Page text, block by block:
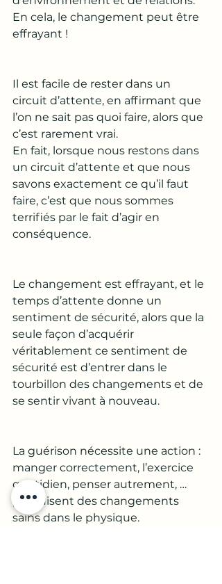
En cela, le changement peut être
effrayant !
Il est facile de rester dans un
circuit d’attente, en affirmant que
l’on ne sait pas quoi faire, alors que
c’est rarement vrai.
En fait, lorsque nous restons dans
un circuit d’attente et que nous
savons exactement ce qu’il faut
faire, c’est que nous sommes
terrifiés par le fait d’agir en
conséquence.
Le changement est effrayant, et le
temps d’attente donne un
sentiment de sécurité, alors que la
seule façon d’acquérir
véritablement ce sentiment de
sécurité est d’entrer dans le
tourbillon des changements et de
se sentir vivant à nouveau.
La guérison nécessite une action :
manger correctement, l’exercice
quotidien, penser autrement, …
produisent des changements
sains dans le physique.